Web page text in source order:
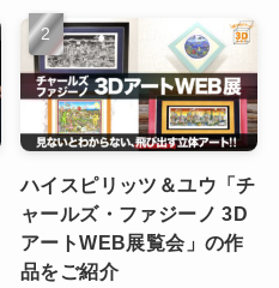
ハイスピリッツ＆ユウ「チ
ャールズ・ファジーノ 3D
アートWEB展覧会」の作
品をご紹介